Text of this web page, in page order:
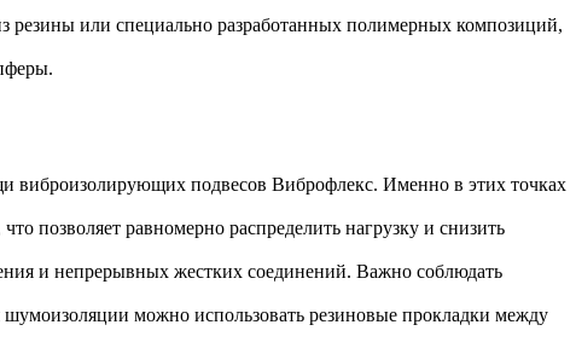
или специально разработанных полимерных композиций,
виброизолирующих подвесов Виброфлекс. Именно в этих точках
позволяет равномерно распределить нагрузку и снизить
и непрерывных жестких соединений. Важно соблюдать
можно использовать резиновые прокладки между